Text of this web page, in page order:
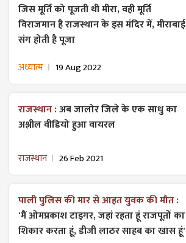
जिस मूर्ति को पूजती थी मीरा, वही मूर्ति
विराजमान है राजस्थान के इस मंदिर में, मीराबाई
संग होती है पूजा
अध्यात्म 19 Aug 2022
राजस्थान :अब जालोर जिले के एक साधु का
अश्लील वीडियो हुआ वायरल
राजस्थान 26 Feb 2021
पाली पुलिस की मार से आहत युवक की मौत :
'मैं ओमप्रकाश टाइगर, जहां रहता हूं राजपूतों का
शिकार करता हूं, डीजी लाठर साहब का खास हूं'